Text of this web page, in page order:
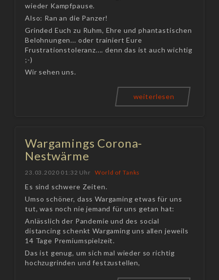
wieder Kampfpause.
Also: Ran an die Panzer!
Grinded Euch zu Ruhm, Ehre und phantastischen
Belohnungen... oder trainiert Eure
Frustrationstoleranz.... denn das ist auch wichtig
;-)
Wir sehen uns.
weiterlesen
Wargamings Corona-
Nestwärme
23.03.2020 01:32 Uhr World of Tanks
Es sind schwere Zeiten.
Umso schöner, dass Wargaming etwas für uns
tut, was noch nie jemand für uns getan hat:
Anlässlich der Pandemie und des social
distancing schenkt Wargaming uns allen jeweils
14 Tage Premiumspielzeit.
Das ist genug, um sich mal wieder so richtig
hochzugrinden und festzustellen,